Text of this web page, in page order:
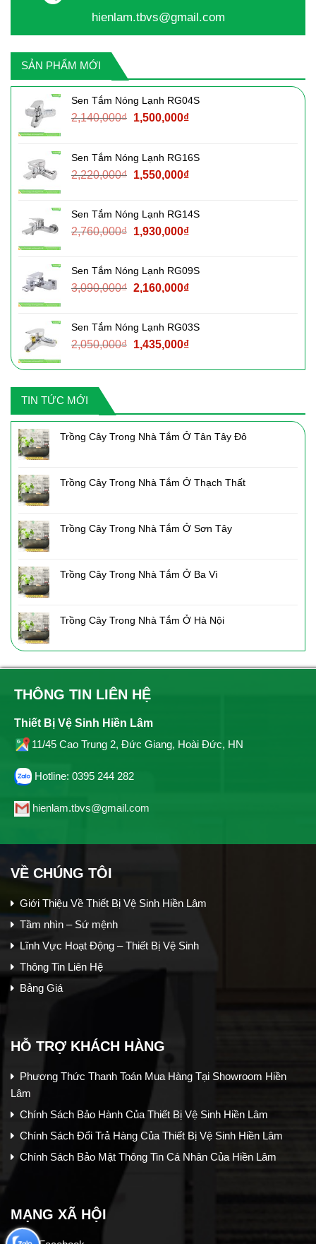
hienlam.tbvs@gmail.com
SẢN PHẨM MỚI
Sen Tắm Nóng Lạnh RG04S
2,140,000₫ Giá
2,140,000₫.
1,500,000₫Giá
là:
1,500,000₫.
Sen Tắm Nóng Lạnh RG16S
2,220,000₫ Giá
2,220,000₫.
1,550,000₫Giá
là:
1,550,000₫.
Sen Tắm Nóng Lạnh RG14S
2,760,000₫ Giá
2,760,000₫.
1,930,000₫Giá
là:
1,930,000₫.
Sen Tắm Nóng Lạnh RG09S
3,090,000₫ Giá
3,090,000₫.
2,160,000₫Giá
là:
2,160,000₫.
Sen Tắm Nóng Lạnh RG03S
2,050,000₫ Giá
là:
1,435,000₫Giá
tại
TIN TỨC MỚI
Trồng Cây Trong Nhà Tắm Ở Tân Tây Đô
Trồng Cây Trong Nhà Tắm Ở Thạch Thất
Trồng Cây Trong Nhà Tắm Ở Sơn Tây
Trồng Cây Trong Nhà Tắm Ở Ba Vì
Trồng Cây Trong Nhà Tắm Ở Hà Nội
THÔNG TIN LIÊN HỆ
Thiết Bị Vệ Sinh Hiền Lâm
11/45 Cao Trung 2, Đức Giang, Hoài Đức, HN
Hotline: 0395 244 282
hienlam.tbvs@gmail.com
VỀ CHÚNG TÔI
Giới Thiệu Về Thiết Bị Vệ Sinh Hiền Lâm
Tầm nhìn – Sứ mệnh
Lĩnh Vực Hoạt Động – Thiết Bị Vệ Sinh
Thông Tin Liên Hệ
Bảng Giá
HỖ TRỢ KHÁCH HÀNG
Phương Thức Thanh Toán Mua Hàng Tại Showroom Hiền
Lâm
Chính Sách Bảo Hành Của Thiết Bị Vệ Sinh Hiền Lâm
Chính Sách Đổi Trả Hàng Của Thiết Bị Vệ Sinh Hiền Lâm
Chính Sách Bảo Mật Thông Tin Cá Nhân Của Hiền Lâm
MẠNG XÃ HỘI